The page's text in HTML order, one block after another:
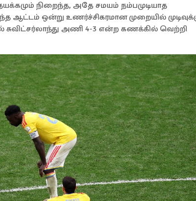
தயக்கமும் நிறைந்த, அதே சமயம் நம்பமுடியாத
ஒன்று உணர்ச்சிகரமான முறையில்
சுவிட்சர்லாந்து அணி 4-3 என்ற கணக்கில் வெற்றி